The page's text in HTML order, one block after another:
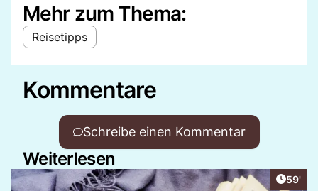
Mehr zum Thema:
Reisetipps
Kommentare
Schreibe einen Kommentar
Weiterlesen
59'